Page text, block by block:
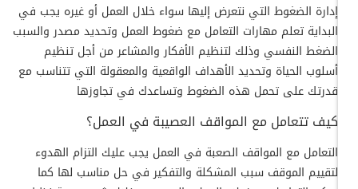
إدارة الضغوط التي نتعرض إليها سواء خلال العمل أو غيره يجب في
البداية تعلم مهارات التعامل مع ضغوط العمل وتحديد مصدر والسبب
الضغط النفسي وذلك لتنظيم الأفكار والمشاعر من أجل تنظيم
أسلوب الحياة وتحديد الأهداف الواقعية والمعقولة التي تتناسب مع
قدرتك على تحمل هذه الضغوط وتساعدك في تجاوزها
كيف تتعامل مع المواقف العصيبة في العمل؟
التعامل مع المواقف الصعبة في العمل يجب عليك التزام الهدوء
لتقييم الموقف سبب المشكلة والتفكير في حل مناسب لها كما